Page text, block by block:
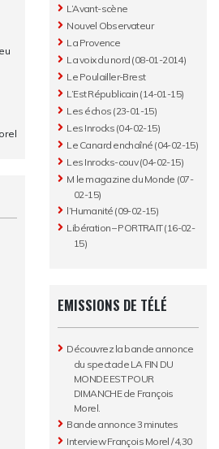
L’Avant-scène
Nouvel Observateur
La Provence
La voix du nord (08-01-2014)
Le Poulailler-Brest
L’Est Républicain (14-01-15)
Les échos (23-01-15)
Les Inrocks (04-02-15)
Le Canard enchaîné (04-02-15)
Les Inrocks-couv (04-02-15)
M le magazine du Monde (07-
02-15)
l’Humanité (09-02-15)
Libération – PORTRAIT (16-02-
15)
EMISSIONS DE TÉLÉ
Découvrez la bande annonce
du spectacle LA FIN DU
MONDE EST POUR
DIMANCHE de François
Morel.
Bande annonce 3 minutes
Interview François Morel / 4,30